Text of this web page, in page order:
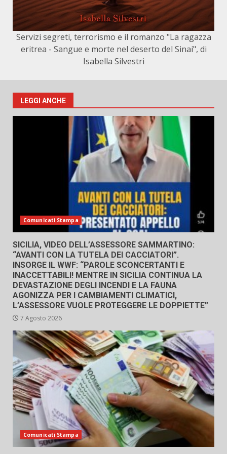
Servizi segreti, terrorismo e il romanzo "La ragazza
eritrea - Sangue e morte nel deserto del Sinai", di
Isabella Silvestri
LEGGI ANCHE
Comunicati Stampa
SICILIA, VIDEO DELL’ASSESSORE SAMMARTINO:
“AVANTI CON LA TUTELA DEI CACCIATORI”.
INSORGE IL WWF: “PAROLE SCONCERTANTI E
INACCETTABILI! MENTRE IN SICILIA CONTINUA LA
DEVASTAZIONE DEGLI INCENDI E LA FAUNA
AGONIZZA PER I CAMBIAMENTI CLIMATICI,
L’ASSESSORE VUOLE PROTEGGERE LE DOPPIETTE”
7 Agosto 2026
Comunicati Stampa